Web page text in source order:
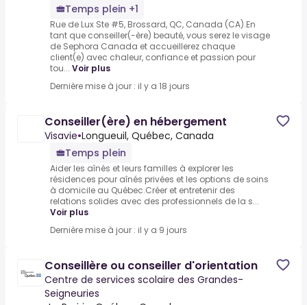
Temps plein +1
Rue de Lux Ste #5, Brossard, QC, Canada (CA).En
tant que conseiller(-ère) beauté, vous serez le visage
de Sephora Canada et accueillerez chaque
client(e) avec chaleur, confiance et passion pour
tou... Voir plus
Dernière mise à jour : il y a 18 jours
Conseiller(ère) en hébergement
Visavie•Longueuil, Québec, Canada
Temps plein
Aider les aînés et leurs familles à explorer les
résidences pour aînés privées et les options de soins
à domicile au Québec.Créer et entretenir des
relations solides avec des professionnels de la s...
Voir plus
Dernière mise à jour : il y a 9 jours
Conseillère ou conseiller d'orientation
Centre de services scolaire des Grandes-
Seigneuries